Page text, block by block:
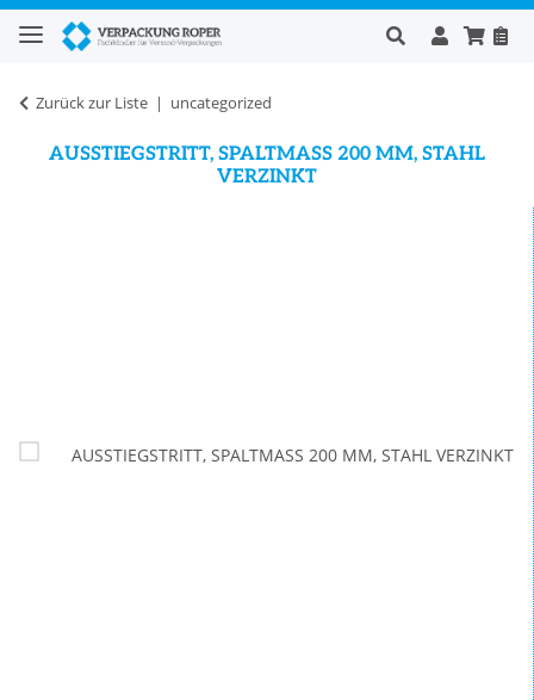
Zurück zur Liste uncategorized
AUSSTIEGSTRITT, SPALTMASS 200 MM, STAHL
VERZINKT